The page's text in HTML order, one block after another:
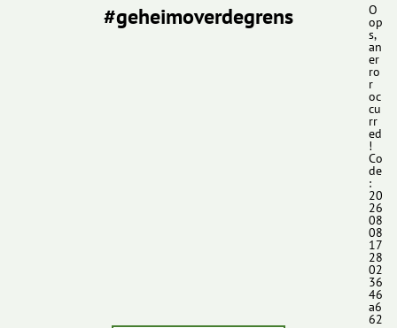
#geheimoverdegrens O
op
s,
an
er
ro
r
oc
cu
rr
ed
!
Co
de
:
20
26
08
08
17
28
02
36
46
a6
62